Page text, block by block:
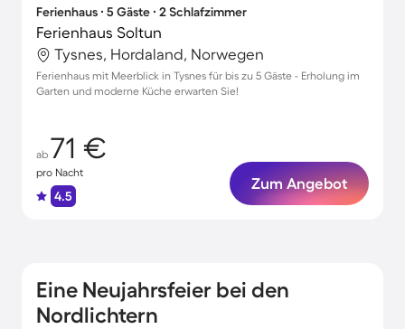
Ferienhaus ∙ 5 Gäste ∙ 2 Schlafzimmer
Ferienhaus Soltun
Tysnes, Hordaland, Norwegen
Ferienhaus mit Meerblick in Tysnes für bis zu 5 Gäste - Erholung im
Garten und moderne Küche erwarten Sie!
ab 71 €
pro Nacht
4.5
Zum Angebot
Eine Neujahrsfeier bei den
Nordlichtern